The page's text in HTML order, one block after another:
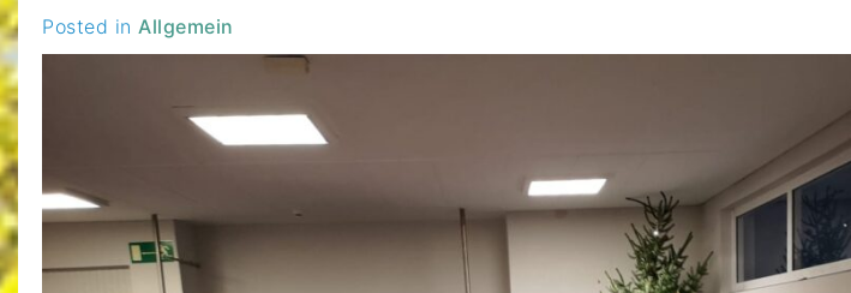
Posted in Allgemein